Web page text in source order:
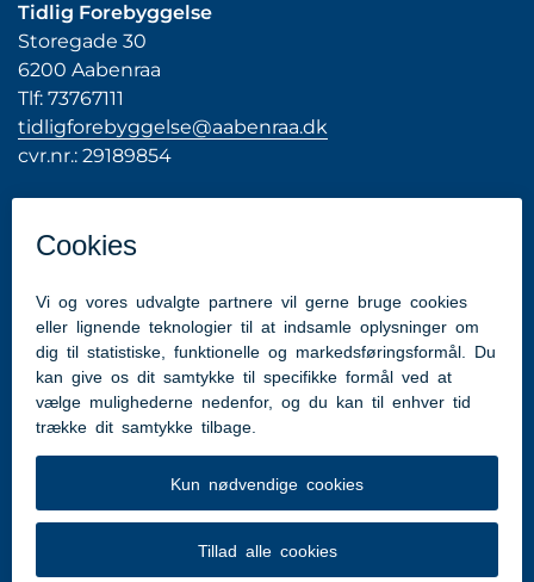
Tidlig Forebyggelse
Storegade 30
6200 Aabenraa
Tlf: 73767111
tidligforebyggelse@aabenraa.dk
cvr.nr.: 29189854
Henvisning fra ansatte i Aabenraa Kommune
Henvisning fra borger i Aabenraa Kommune
Tilmelding til gruppeforløb
Samtykkeerklæring fra borger
Tilgængelighedserklæring